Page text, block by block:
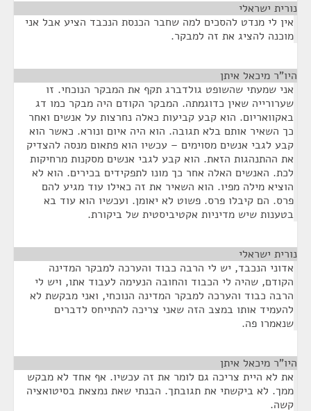
נורית ישראלי
אין לי מנדט להסכים למה שחבר הכנסת הנכבד הציע אבל אני
מוכנה להציג את זה למבקר.
היו"ר מיכאל איתן
אני שמעתי שהשופט גולדברג תקף את המבקר הנוכחי. זו
שערורייה שאין כדוגמתה. המבקר הקודם היה מבקר כמו דג
באקוואריום. הוא קבע קביעות כאלה נחרצות על אנשים ואחר
כך השאיר אותם בלא תגובה. הוא היה איום ונורא. כאשר הוא
קבע לגבי אנשים מסוימים – עכשיו הוא פתאום מנסה להצדיק
את ההתנהגות הזאת. הוא קבע לגבי אנשים מסקנות מרחיקות
לכת. האנשים האלה אחר כך מונו לתפקידים בכירים. הוא לא
הוציא מילה מפיו. הוא השאיר את זה כאילו עוד מגיע להם
פרס. הם קיבלו פרס. פשוט לא יאומן. ועכשיו הוא עוד בא
בטענות שיש מדיניות אקטיביסטית של ביקורת.
נורית ישראלי
אדוני הנכבד, יש לי הרבה כבוד והערכה למבקר המדינה
הקודם, שהיה לי הכבוד והחובה הנעימה לעבוד אתו, ויש לי
הרבה כבוד והערכה למבקר המדינה הנוכחי, ואני מבקשת לא
להעמיד אותו במצב הזה שאני צריכה להתייחס לדברים
שנאמרו פה.
היו"ר מיכאל איתן
את לא היית צריכה גם לומר את זה עכשיו. אף אחד לא מבקש
ממך. לא ביקשתי את תגובתך. הבנתי שאת נמצאת בסיטואציה
קשה.